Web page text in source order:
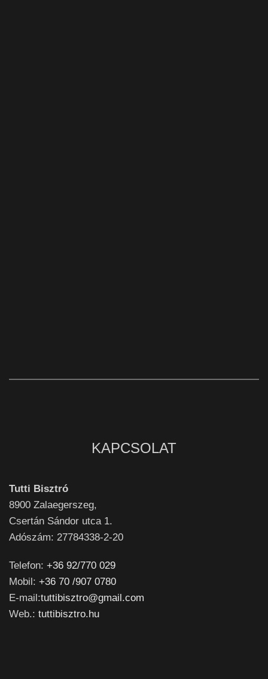
KAPCSOLAT
Tutti Bisztró
8900 Zalaegerszeg,
Csertán Sándor utca 1.
Adószám: 27784338-2-20
Telefon: +36 92/770 029
Mobil: +36 70 /907 0780
E-mail:tuttibisztro@gmail.com
Web.: tuttibisztro.hu